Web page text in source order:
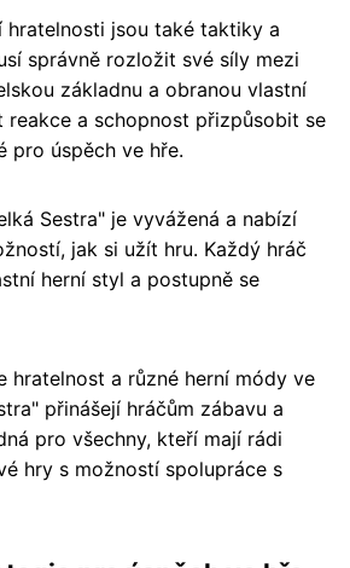
hratelnosti jsou také taktiky a
správně rozložit své síly mezi
základnu a obranou vlastní
reakce a schopnost přizpůsobit se
pro úspěch ve hře.
Sestra" je vyvážená a nabízí
jak si užít hru. Každý hráč
herní styl a postupně se
hratelnost a různé herní módy ve
přinášejí hráčům zábavu a
pro všechny, kteří mají rádi
hry s možností spolupráce s